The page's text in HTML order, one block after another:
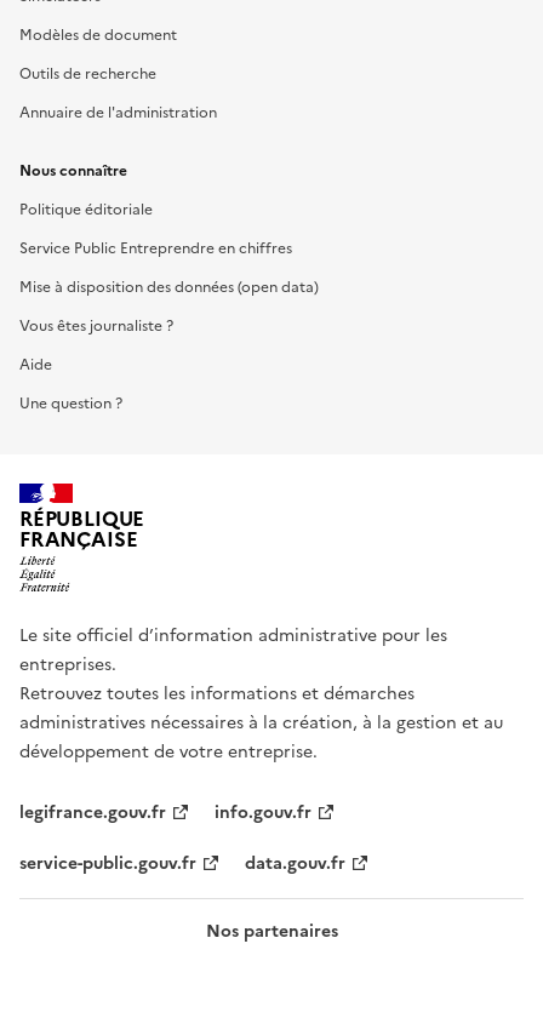
Modèles de document
Outils de recherche
Annuaire de l'administration
Nous connaître
Politique éditoriale
Service Public Entreprendre en chiffres
Mise à disposition des données (open data)
Vous êtes journaliste ?
Aide
Une question ?
RÉPUBLIQUE
FRANÇAISE
Le site officiel d’information administrative pour les
entreprises.
Retrouvez toutes les informations et démarches
administratives nécessaires à la création, à la gestion et au
développement de votre entreprise.
legifrance.gouv.fr
info.gouv.fr
service-public.gouv.fr
data.gouv.fr
Nos partenaires